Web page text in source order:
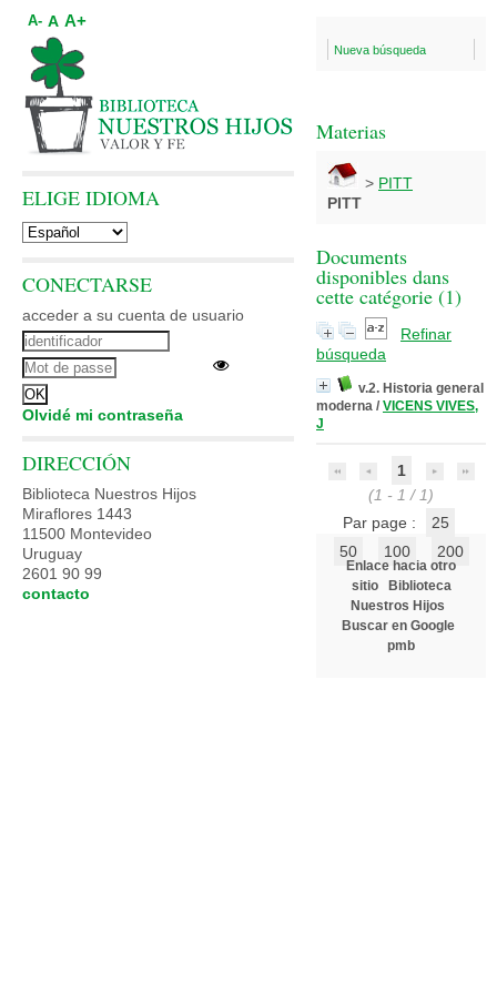
Nueva búsqueda
Materias
> PITT
PITT
Documents
disponibles dans
cette catégorie (1)
Refinar
búsqueda
v.2. Historia general
moderna / VICENS VIVES,
J
1
(1 - 1 / 1)
Par page :
25
50
100 200
Enlace hacia otro
sitio
Biblioteca
Nuestros Hijos
Buscar en Google
pmb
A- A A+
ELIGE IDIOMA
CONECTARSE
acceder a su cuenta de usuario
Olvidé mi contraseña
DIRECCIÓN
Biblioteca Nuestros Hijos
Miraflores 1443
11500 Montevideo
Uruguay
2601 90 99
contacto